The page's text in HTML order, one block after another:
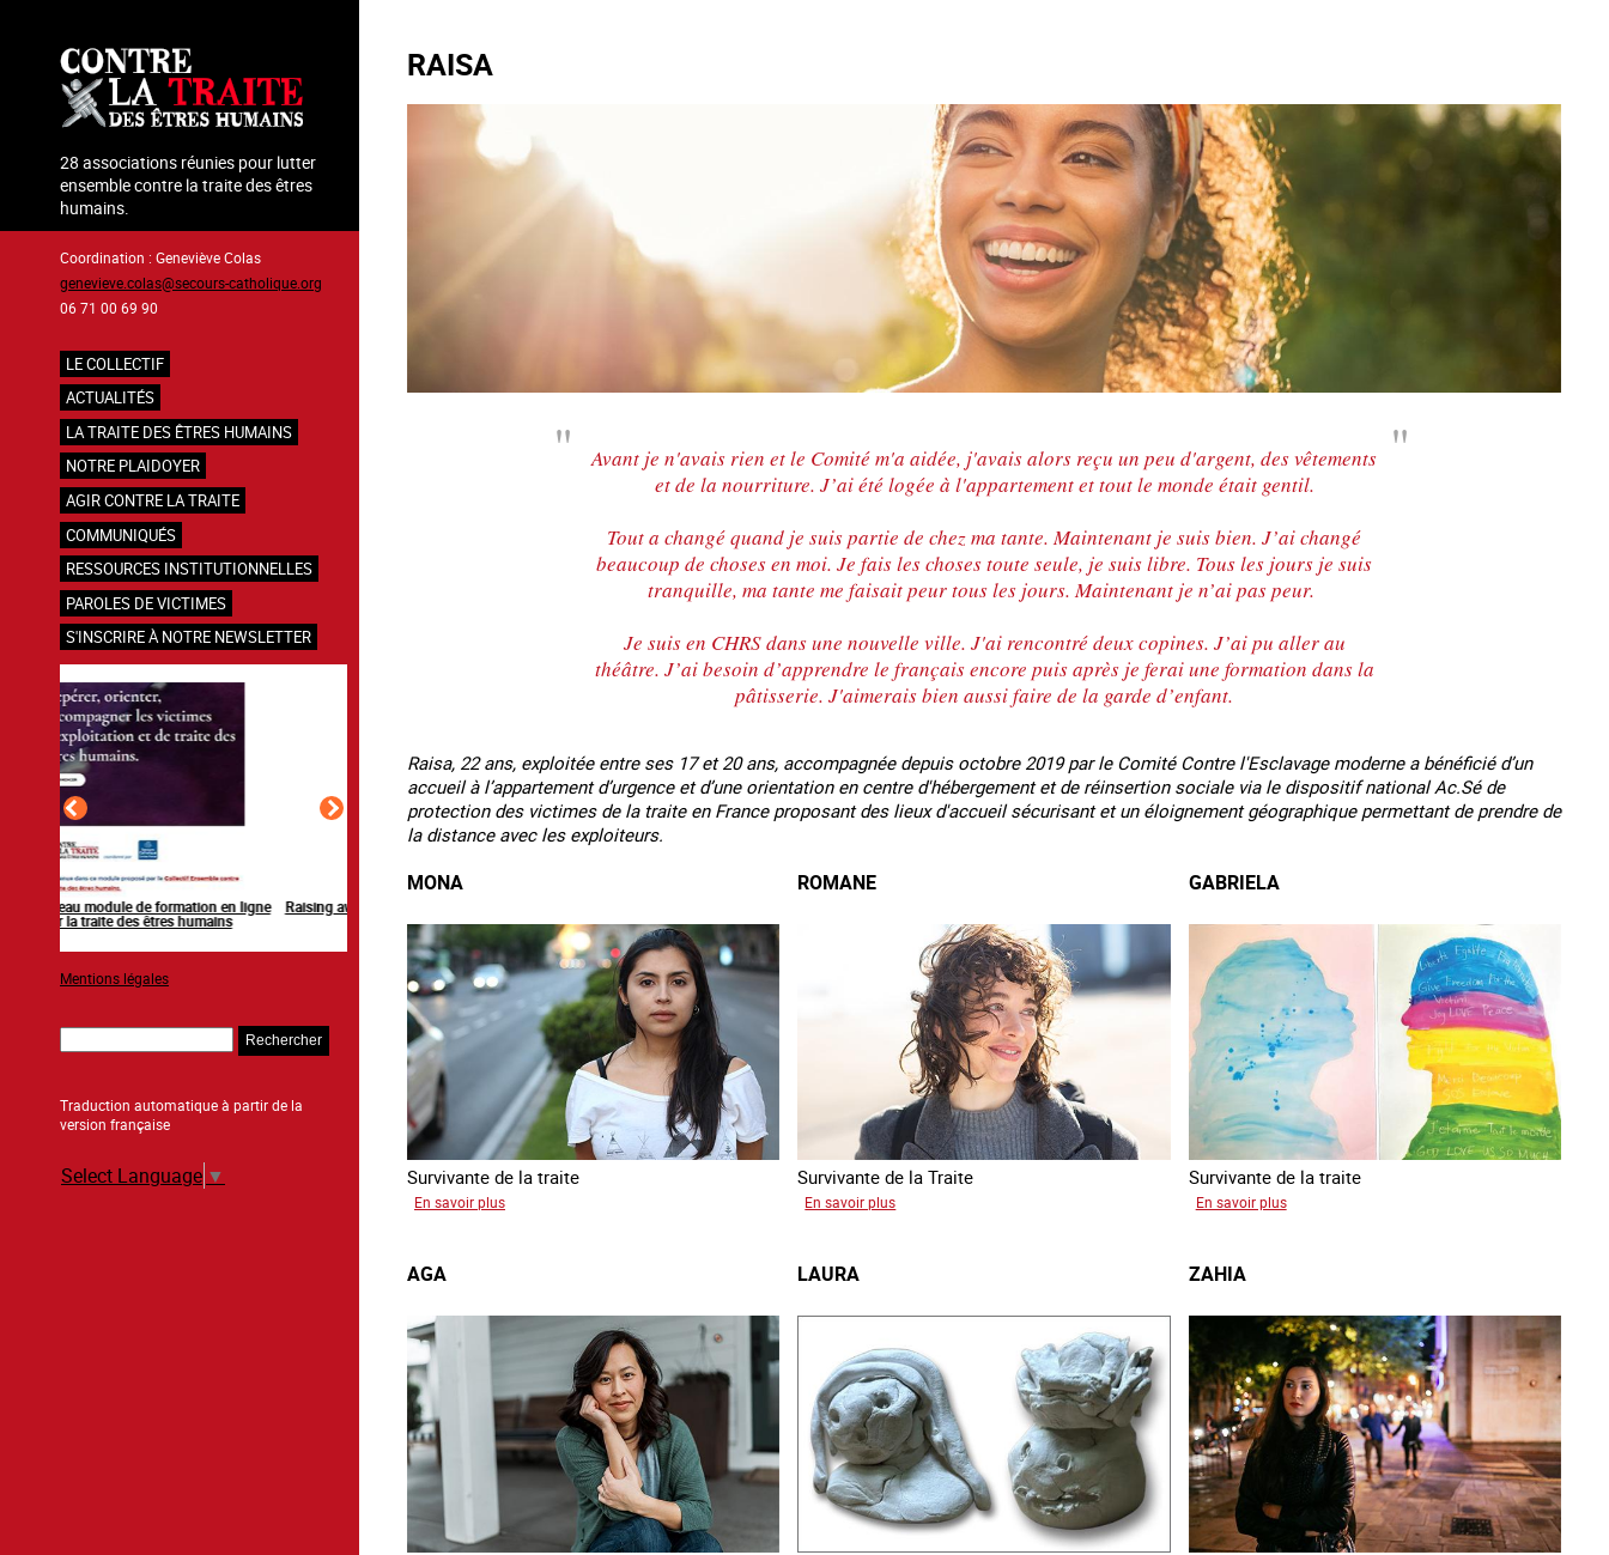
contenu
principal
28 associations réunies pour lutter
ensemble contre la traite des êtres
humains.
Coordination : Geneviève Colas
genevieve.colas@secours-catholique.org
06 71 00 69 90
Navigation
principale
LE COLLECTIF
ACTUALITÉS
LA TRAITE DES ÊTRES HUMAINS
NOTRE PLAIDOYER
AGIR CONTRE LA TRAITE
COMMUNIQUÉS
RESSOURCES INSTITUTIONNELLES
PAROLES DE VICTIMES
S'INSCRIRE À NOTRE NEWSLETTER
Raising awareness on the sidelines of major
sporting events grands événements sportifs victime de traite
Mentions légales
Traduction automatique à partir de la
version française
Select Language ▼
RAISA
Avant je n'avais rien et le Comité m'a aidée, j'avais alors reçu un peu d'argent, des vêtements
et de la nourriture. J’ai été logée à l'appartement et tout le monde était gentil.
Tout a changé quand je suis partie de chez ma tante. Maintenant je suis bien. J’ai changé
beaucoup de choses en moi. Je fais les choses toute seule, je suis libre. Tous les jours je suis
tranquille, ma tante me faisait peur tous les jours. Maintenant je n’ai pas peur.
Je suis en CHRS dans une nouvelle ville. J'ai rencontré deux copines. J’ai pu aller au
théâtre. J’ai besoin d’apprendre le français encore puis après je ferai une formation dans la
pâtisserie. J'aimerais bien aussi faire de la garde d’enfant.
Raisa, 22 ans, exploitée entre ses 17 et 20 ans, accompagnée depuis octobre 2019 par le Comité Contre l'Esclavage moderne a bénéficié d’un
accueil à l’appartement d’urgence et d’une orientation en centre d'hébergement et de réinsertion sociale via le dispositif national Ac.Sé de
protection des victimes de la traite en France proposant des lieux d'accueil sécurisant et un éloignement géographique permettant de prendre de
la distance avec les exploiteurs.
MONA
Survivante de la traite
En savoir plus
ROMANE
Survivante de la Traite
En savoir plus
GABRIELA
Survivante de la traite
En savoir plussur
AGA LAURA ZAHIA